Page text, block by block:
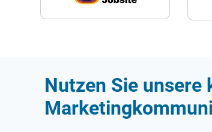
Nutzen Sie unsere